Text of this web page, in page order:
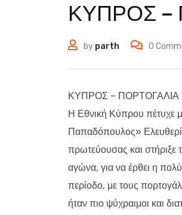
ΚΥΠΡΟΣ –
by parth 0
ΚΥΠΡΟΣ – ΠΟΡΤΟΓΑΛΙΑ
Η Εθνική Κύπρου πέτυχε
Παπαδόπουλος»
πρωτεύουσας και στήριξε
αγώνα, για να έρθει η
περίοδο, με τους
ήταν πιο ψύχραιμοι και